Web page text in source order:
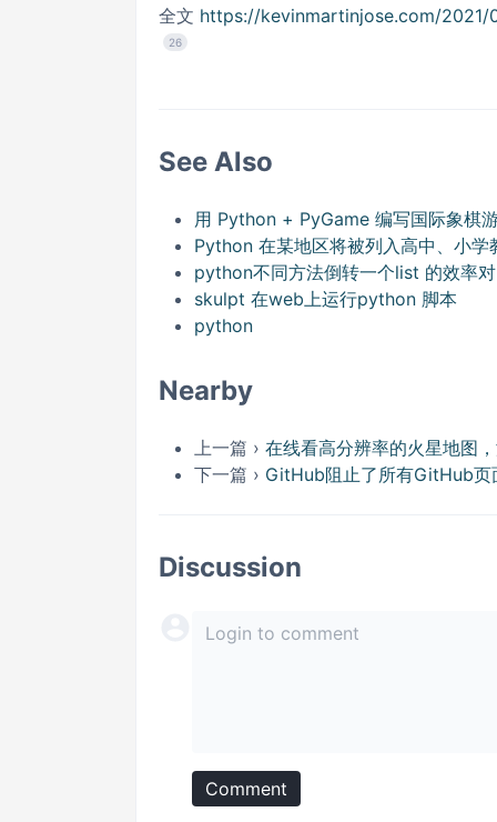
全文 https://kevinmartinjose.com/
26
See Also
用 Python + PyGame 编写国际象棋
Python 在某地区将被列入高中、小学
python不同方法倒转一个list 的效率
skulpt 在web上运行python 脚本
python
Nearby
上一篇 › 在线看高分辨率的火星地图
下一篇 › GitHub阻止了所有GitHub页
Discussion
Comment